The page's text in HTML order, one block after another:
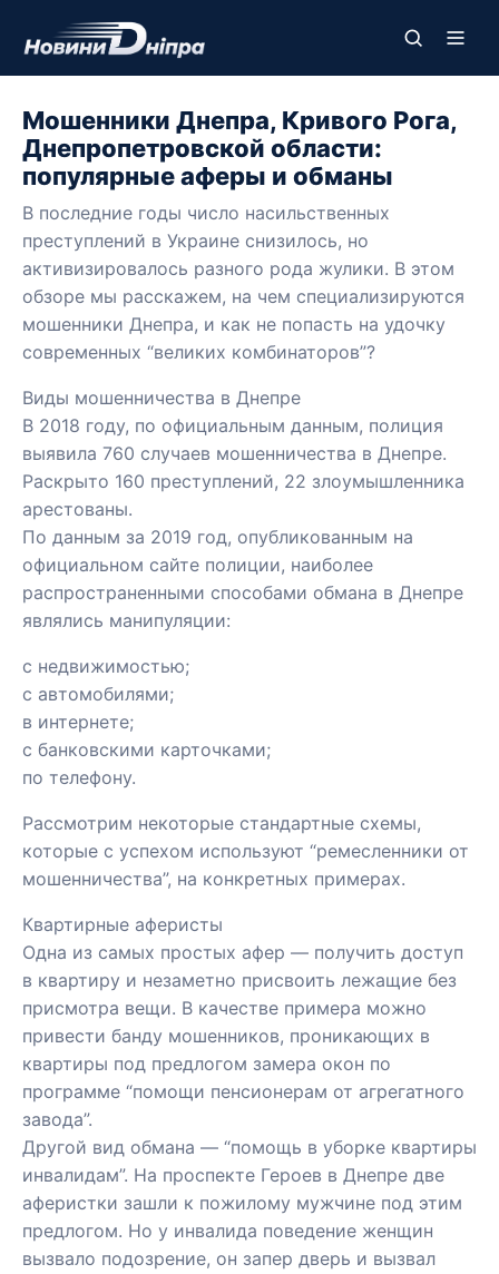
Мошенники Днепра, Кривого Рога,
Днепропетровской области:
популярные аферы и обманы
В последние годы число насильственных
преступлений в Украине снизилось, но
активизировалось разного рода жулики. В этом
обзоре мы расскажем, на чем специализируются
мошенники Днепра, и как не попасть на удочку
современных “великих комбинаторов”?
Виды мошенничества в Днепре
В 2018 году, по официальным данным, полиция
выявила 760 случаев мошенничества в Днепре.
Раскрыто 160 преступлений, 22 злоумышленника
арестованы.
По данным за 2019 год, опубликованным на
официальном сайте полиции, наиболее
распространенными способами обмана в Днепре
являлись манипуляции:
с недвижимостью;
с автомобилями;
в интернете;
с банковскими карточками;
по телефону.
Рассмотрим некоторые стандартные схемы,
которые с успехом используют “ремесленники от
мошенничества”, на конкретных примерах.
Квартирные аферисты
Одна из самых простых афер — получить доступ
в квартиру и незаметно присвоить лежащие без
присмотра вещи. В качестве примера можно
привести банду мошенников, проникающих в
квартиры под предлогом замера окон по
программе “помощи пенсионерам от агрегатного
завода”.
Другой вид обмана — “помощь в уборке квартиры
инвалидам”. На проспекте Героев в Днепре две
аферистки зашли к пожилому мужчине под этим
предлогом. Но у инвалида поведение женщин
вызвало подозрение, он запер дверь и вызвал